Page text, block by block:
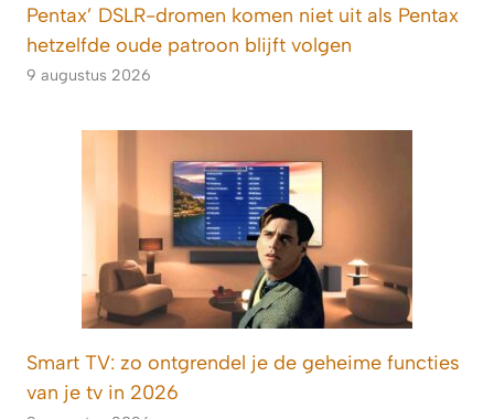
Pentax’ DSLR-dromen komen niet uit als Pentax
hetzelfde oude patroon blijft volgen
9 augustus 2026
Smart TV: zo ontgrendel je de geheime functies
van je tv in 2026